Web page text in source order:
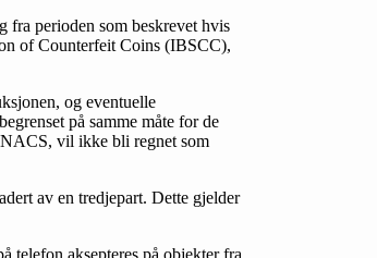
fra perioden som beskrevet hvis
of Counterfeit Coins (IBSCC),
og eventuelle
på samme måte for de
vil ikke bli regnet som
av en tredjepart. Dette gjelder